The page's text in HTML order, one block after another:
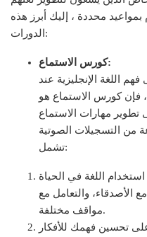
بمواعيد محددة ، إليك أبرز هذه
الدورات:
كورس الاستماع:
اللغة الإنجليزية عند
فإن كورس الاستماع هو
تطوير مهارات الاستماع
من التسجيلات الصوتية
تشمل:
اللغة في الحياة
الأصدقاء، والتعامل مع
مواقف مختلفة.
تحسين فهمك للأفكار